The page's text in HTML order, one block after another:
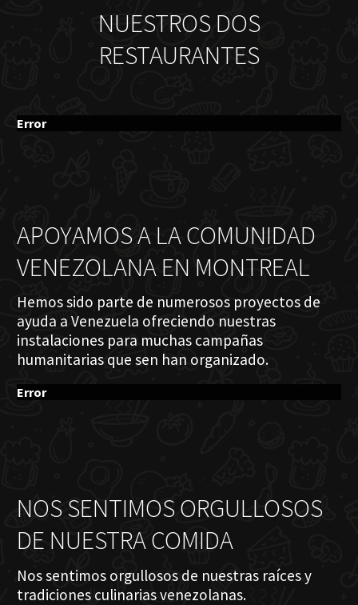
NUESTROS DOS
RESTAURANTES
Error
APOYAMOS A LA COMUNIDAD
VENEZOLANA EN MONTREAL
Hemos sido parte de numerosos proyectos de
ayuda a Venezuela ofreciendo nuestras
instalaciones para muchas campañas
humanitarias que sen han organizado.
Error
NOS SENTIMOS ORGULLOSOS
DE NUESTRA COMIDA
Nos sentimos orgullosos de nuestras raíces y
tradiciones culinarias venezolanas.